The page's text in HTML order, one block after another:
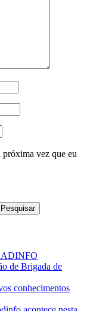
próxima vez que eu
de Brigada de
conhecimentos